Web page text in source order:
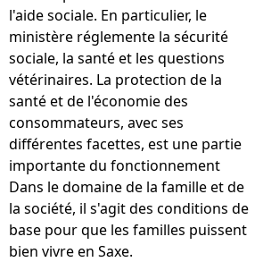
l'aide sociale. En particulier, le
ministère réglemente la sécurité
sociale, la santé et les questions
vétérinaires. La protection de la
santé et de l'économie des
consommateurs, avec ses
différentes facettes, est une partie
importante du fonctionnement
Dans le domaine de la famille et de
la société, il s'agit des conditions de
base pour que les familles puissent
bien vivre en Saxe.